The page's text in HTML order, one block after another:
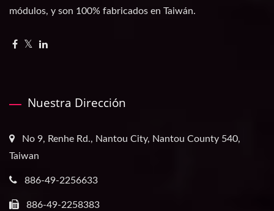
módulos, y son 100% fabricados en Taiwán.
Nuestra Dirección
No 9, Renhe Rd., Nantou City, Nantou County 540,
Taiwan
886-49-2256633
886-49-2258383